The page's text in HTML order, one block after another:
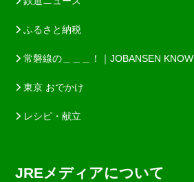
ふるさと納税
常磐線の＿＿＿！｜JOBANSEN KNOW
東京 おでかけ
レシピ・献立
JREメディアについて